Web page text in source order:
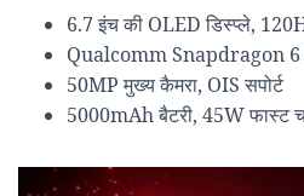
6.7 इंच की OLED डिस्प्ले,
Qualcomm Snapdragon 6
50MP मुख्य कैमरा, OIS सपोर्ट
5000mAh बैटरी, 45W फास्ट